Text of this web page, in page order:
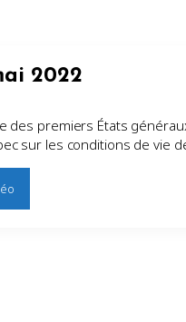
2022
des premiers États
sur les conditions de vie